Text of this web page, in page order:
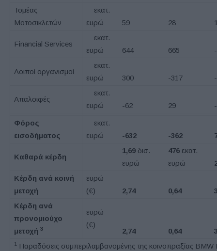
Τομέας
Μοτοσικλετών
εκατ.
ευρώ
59 28
Financial Services
εκατ.
ευρώ
644 665
Λοιποί οργανισμοί
εκατ.
ευρώ
300 -317
Απαλοιφές
εκατ.
ευρώ
-62 29
Φόρος
εισοδήματος
εκατ.
ευρώ
-632 -362
Καθαρά κέρδη
1,69 δισ.
ευρώ
476 εκατ.
ευρώ
Κέρδη ανά κοινή
μετοχή
ευρώ
(€)
2,74 0,64
Κέρδη ανά
προνομιούχο
μετοχή 3
ευρώ
(€)
2,74 0,64
1
Παραδόσεις συμπεριλαμβανομένης της κοινοπραξίας BMW